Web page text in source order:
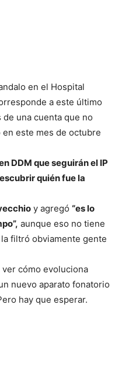
en el Hospital
a este último
una cuenta que no
este mes de octubre
DDM que seguirán el IP
quién fue la
y agregó “es lo
aunque eso no tiene
filtró obviamente gente
cómo evoluciona
nuevo aparato fonatorio
hay que esperar.